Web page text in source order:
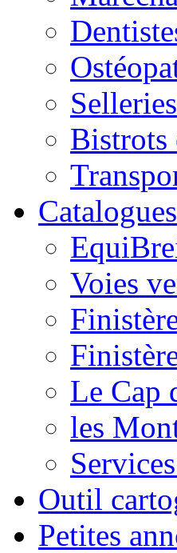
Bistrots
Voies
Le Cap
les
Outil
Petites